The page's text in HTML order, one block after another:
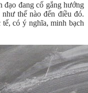
đạo đang cố gắng hướng
thế nào đến điều đó.
có ý nghĩa, minh bạch